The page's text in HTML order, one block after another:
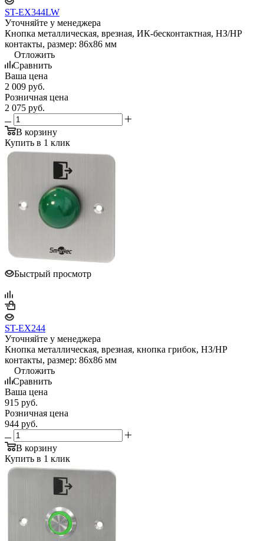
ST-EX344LW
Уточняйте у менеджера
Кнопка металлическая, врезная, ИК-бесконтактная, НЗ/НР
контакты, размер: 86х86 мм
Отложить
Сравнить
Ваша цена
2 009 руб.
Розничная цена
2 075 руб.
В корзину
Купить в 1 клик
Быстрый просмотр
ST-EX244
Уточняйте у менеджера
Кнопка металлическая, врезная, кнопка грибок, НЗ/НР
контакты, размер: 86х86 мм
Отложить
Сравнить
Ваша цена
915 руб.
Розничная цена
944 руб.
В корзину
Купить в 1 клик